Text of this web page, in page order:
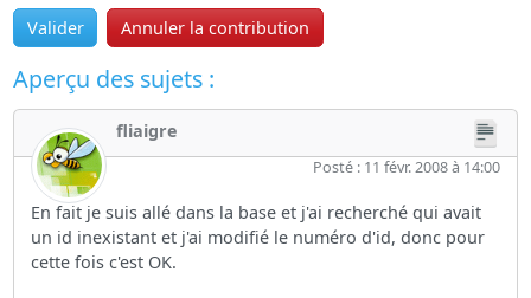
Valider Annuler la contribution
Aperçu des sujets :
fliaigre
Posté : 11 févr. 2008 à 14:00
En fait je suis allé dans la base et j'ai recherché qui avait
un id inexistant et j'ai modifié le numéro d'id, donc pour
cette fois c'est OK.